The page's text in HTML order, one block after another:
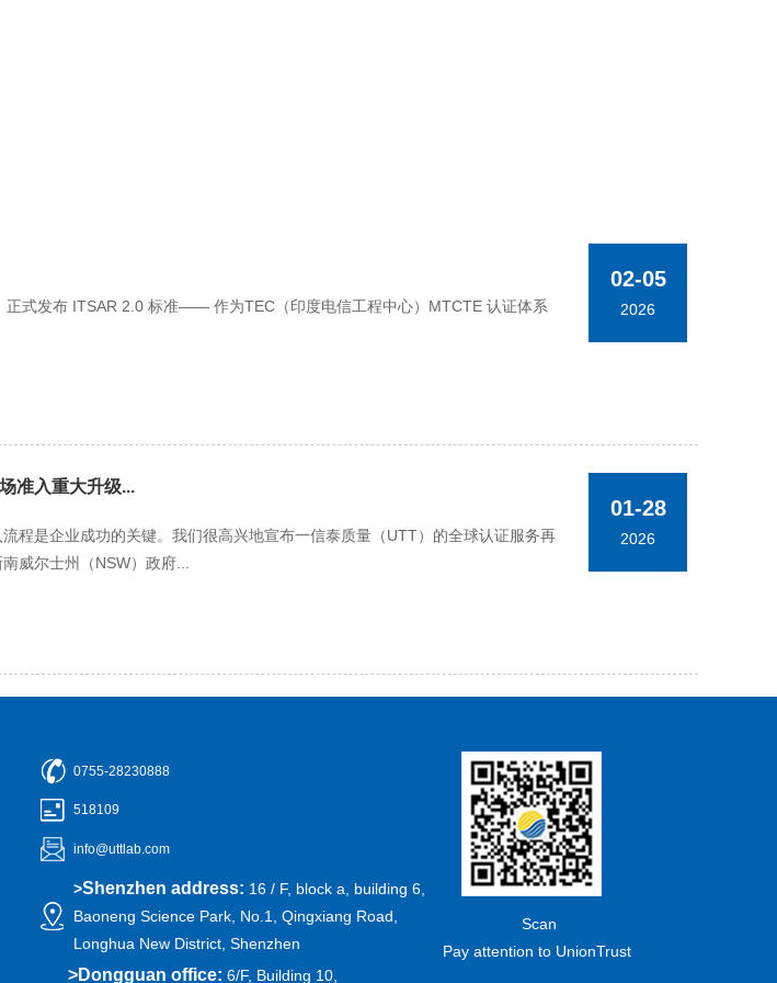
正式发布 ITSAR 2.0 标准—— 作为TEC（印度电信工程中心）MTCTE 认证体系
02-05
2026
准入重大升级...
程是企业成功的关键。我们很高兴地宣布一信泰质量（UTT）的全球认证服务再
威尔士州（NSW）政府...
01-28
2026
0755-28230888
518109
info@uttlab.com
>Shenzhen address: 16 / F, block a, building 6,
Baoneng Science Park, No.1, Qingxiang Road,
Longhua New District, Shenzhen
>Dongguan office: 6/F, Building 10,
Scan
Pay attention to UnionTrust